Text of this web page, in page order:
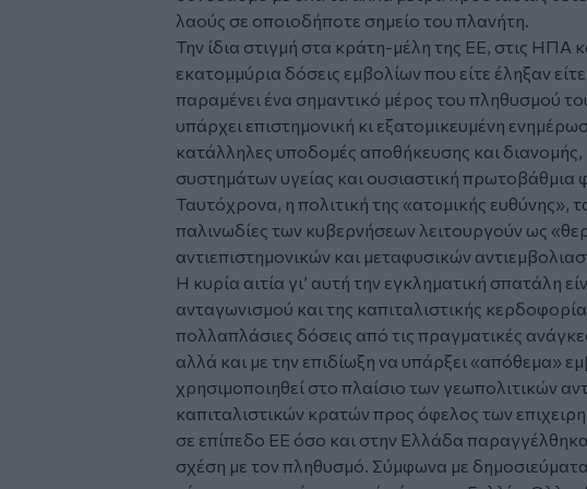
λαούς σε οποιοδήποτε σημείο του πλανήτη.
Την ίδια στιγμή στα κράτη-μέλη της ΕΕ, στις ΗΠΑ
εκατομμύρια δόσεις εμβολίων που είτε έληξαν
παραμένει ένα σημαντικό μέρος του πληθυσμού
υπάρχει επιστημονική κι εξατομικευμένη
κατάλληλες υποδομές αποθήκευσης και
συστημάτων υγείας και ουσιαστική πρωτοβάθμια
Ταυτόχρονα, η πολιτική της «ατομικής ευθύνης»,
παλινωδίες των κυβερνήσεων λειτουργούν ως
αντιεπιστημονικών και μεταφυσικών
Η κυρία αιτία γι’ αυτή την εγκληματική σπατάλη
ανταγωνισμού και της καπιταλιστικής
πολλαπλάσιες δόσεις από τις πραγματικές
αλλά και με την επιδίωξη να υπάρξει «απόθεμα»
χρησιμοποιηθεί στο πλαίσιο των γεωπολιτικών
καπιταλιστικών κρατών προς όφελος των
σε επίπεδο ΕΕ όσο και στην Ελλάδα
σχέση με τον πληθυσμό. Σύμφωνα με δημοσιεύματα